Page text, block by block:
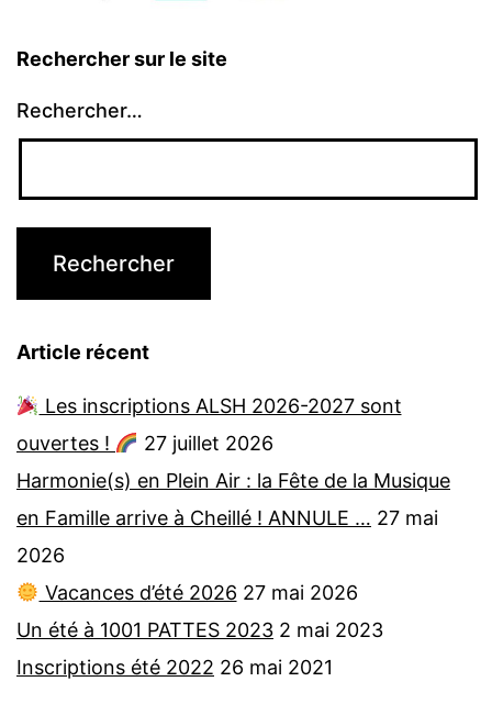
Rechercher sur le site
Rechercher…
Article récent
Les inscriptions ALSH 2026-2027 sont
ouvertes !
27 juillet 2026
Harmonie(s) en Plein Air : la Fête de la Musique
en Famille arrive à Cheillé ! ANNULE … 27 mai
2026
Vacances d’été 2026 27 mai 2026
Un été à 1001 PATTES 2023 2 mai 2023
Inscriptions été 2022 26 mai 2021